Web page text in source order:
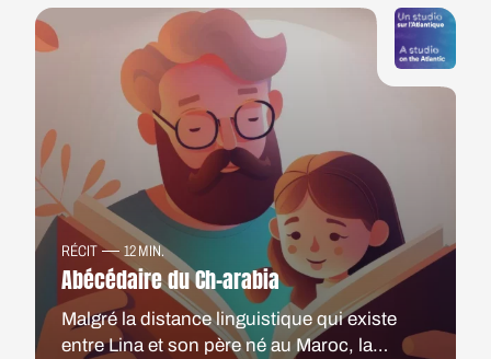
beauté conventionnelle pour mieux
apprécier leur singularité.
RÉCIT 12 MIN.
Abécédaire du Ch-arabia
Malgré la distance linguistique qui existe
entre Lina et son père né au Maroc, la